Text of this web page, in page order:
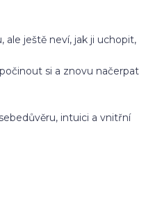
ale ještě neví, jak ji uchopit,
si a znovu načerpat
intuici a vnitřní